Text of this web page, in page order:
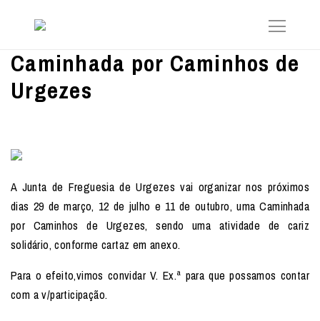
Caminhada por Caminhos de
Urgezes
A Junta de Freguesia de Urgezes vai organizar nos próximos
dias 29 de março, 12 de julho e 11 de outubro, uma Caminhada
por Caminhos de Urgezes, sendo uma atividade de cariz
solidário, conforme cartaz em anexo.
Para o efeito,vimos convidar V. Ex.ª para que possamos contar
com a v/participação.